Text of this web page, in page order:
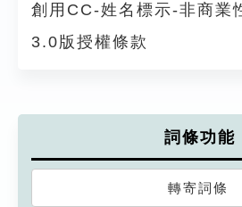
創用CC-姓名標示-非商業
3.0版授權條款
詞條功能
轉寄詞條